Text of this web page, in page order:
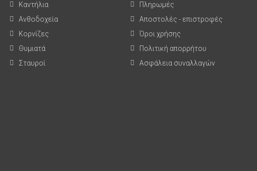
Καντήλια
Ανθοδοχεία
Κορνίζες
Θυμιατά
Σταυροί
Πληρωμές
Αποστολές - επιστροφές
Όροι χρήσης
Πολιτική απορρήτου
Ασφάλεια συναλλαγών